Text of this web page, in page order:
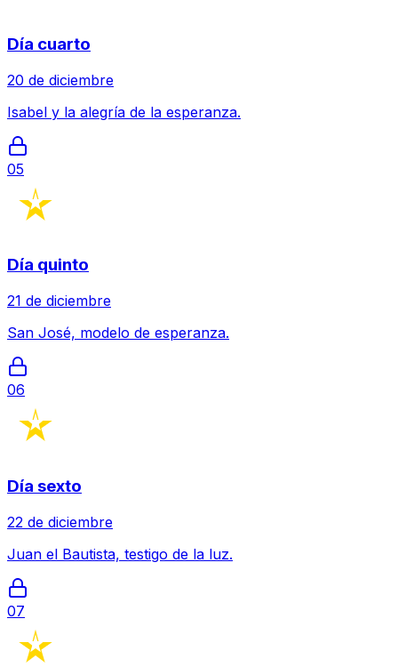
Día cuarto
20 de diciembre
Isabel y la alegría de la esperanza.
05
Día quinto
21 de diciembre
San José, modelo de esperanza.
06
Día sexto
22 de diciembre
Juan el Bautista, testigo de la luz.
07